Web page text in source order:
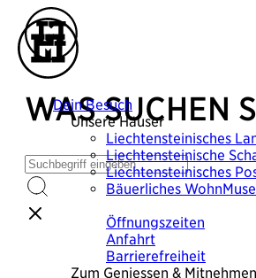
Dein Besuch
Unsere Häuser
Liechtensteinisches
Liechtensteinische
Liechtensteinisches
Bäuerliches
Öffnungszeiten
Anfahrt
Barrierefreiheit
Zum Geniessen & Mitnehmen
WAS SUCHEN